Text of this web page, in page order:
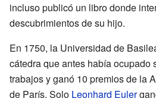
incluso publicó un libro donde
descubrimientos de su hijo.
En 1750, la Universidad de
cátedra que antes había ocupado
trabajos y ganó 10 premios de la
de París. Solo Leonhard Euler